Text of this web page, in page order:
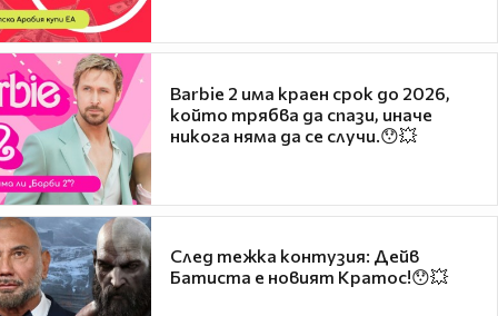
Barbie 2 има краен срок до 2026,
който трябва да спази, иначе
никога няма да се случи.😯💥
След тежка контузия: Дейв
Батиста е новият Кратос!😯💥